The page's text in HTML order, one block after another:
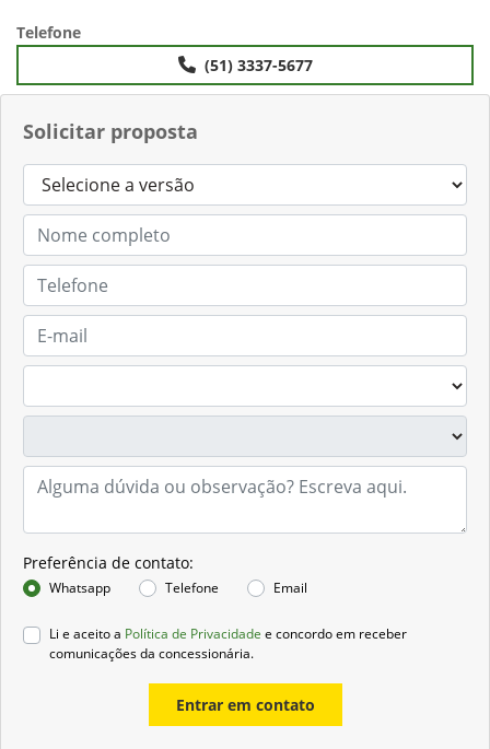
Solicitar proposta
Preferência de contato:
Whatsapp Telefone Email
Li e aceito a Política de Privacidade e concordo em receber
comunicações da concessionária.
Entrar em contato
Telefone
(51) 3337-5677